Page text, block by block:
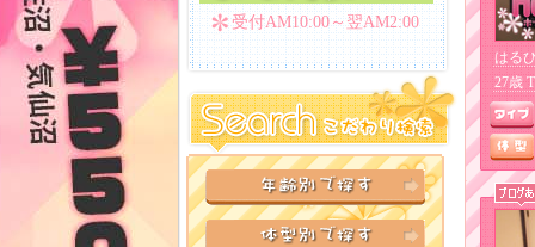
受付AM10:00～翌AM2:00
はる
27歳